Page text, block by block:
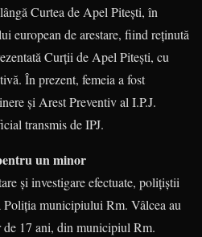
Curtea de Apel Pitești, în
european de arestare, fiind reținută
Curții de Apel Pitești, cu
În prezent, femeia a fost
și Arest Preventiv al I.P.J.
transmis de IPJ.
un minor
și investigare efectuate, polițiștii
municipiului Rm. Vâlcea au
17 ani, din municipiul Rm.